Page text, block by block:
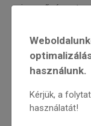
iparművészetre
használunk.
Kérjük, a
használatát!